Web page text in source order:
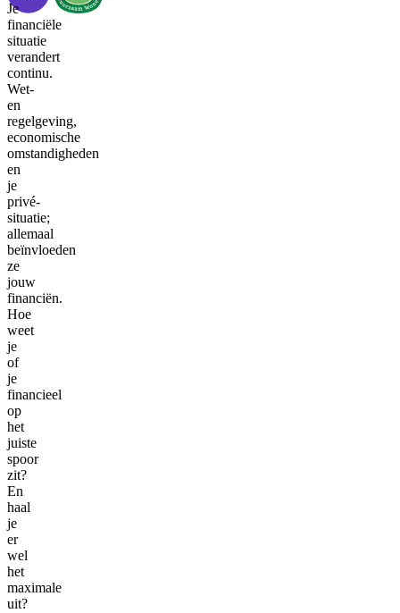
Je
financiële
situatie
verandert
continu.
Wet-
en
regelgeving,
economische
omstandigheden
en
je
privé-
situatie;
allemaal
beïnvloeden
ze
jouw
financiën.
Hoe
weet
je
of
je
financieel
op
het
juiste
spoor
zit?
En
haal
je
er
wel
het
maximale
uit?